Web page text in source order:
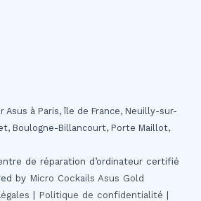
Asus à Paris, île de France, Neuilly-sur-
Boulogne-Billancourt, Porte Maillot,
de réparation d’ordinateur certifié
by Micro Cockails Asus Gold
Politique de confidentialité